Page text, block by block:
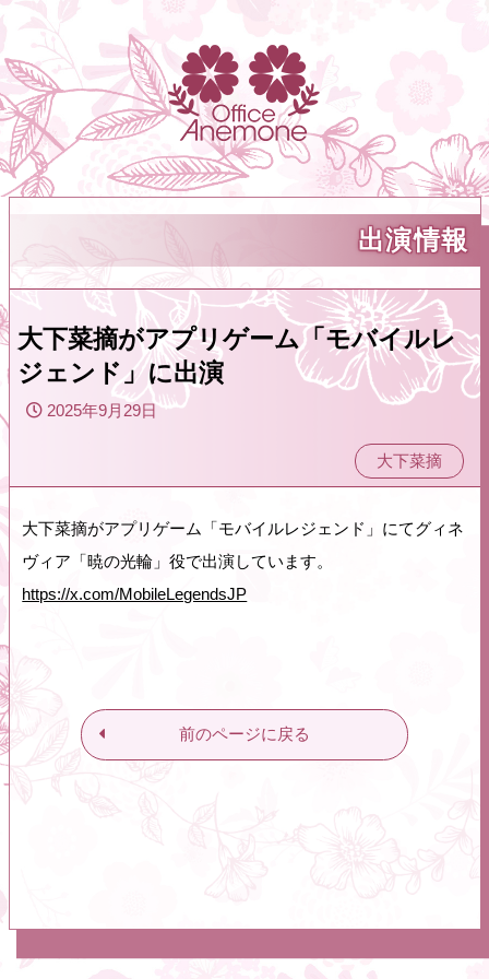
出演情報
大下菜摘がアプリゲーム「モバイルレ
ジェンド」に出演
2025年9月29日
大下菜摘
大下菜摘がアプリゲーム「モバイルレジェンド」にてグィネ
ヴィア「暁の光輪」役で出演しています。
https://x.com/MobileLegendsJP
前のページに戻る